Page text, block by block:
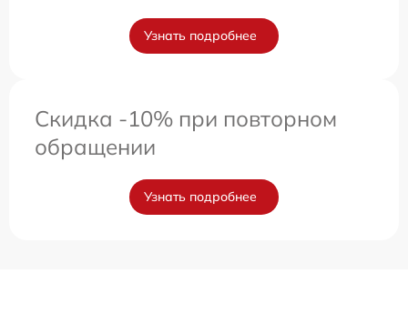
Узнать подробнее
Скидка -10% при повторном
обращении
Узнать подробнее